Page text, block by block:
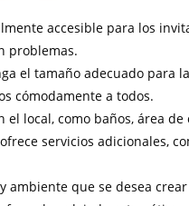
accesible para los
problemas.
el tamaño adecuado para
cómodamente a todos.
local, como baños, área
servicios adicionales,
ambiente que se desea